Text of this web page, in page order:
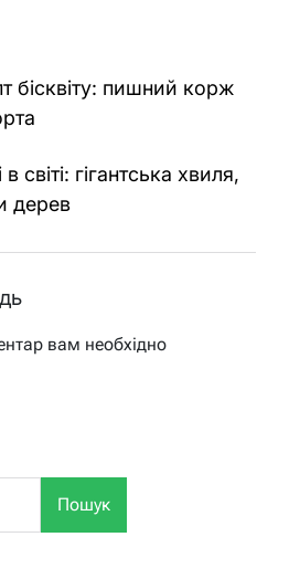
бісквіту: пишний корж
світі: гігантська хвиля,
дерев
вам необхідно
Пошук